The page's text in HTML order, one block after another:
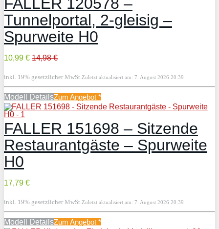
Tunnelportal, 2-gleisig –
Spurweite H0
10,99 € 14,98 €
inkl. 19% gesetzlicher MwSt. Zuletzt aktualisiert am: 7. August 2026 20:39
Modell DetailsZum Angebot *
FALLER 151698 – Sitzende
Restaurantgäste – Spurweite
H0
17,79 €
inkl. 19% gesetzlicher MwSt. Zuletzt aktualisiert am: 7. August 2026 20:39
Modell DetailsZum Angebot *